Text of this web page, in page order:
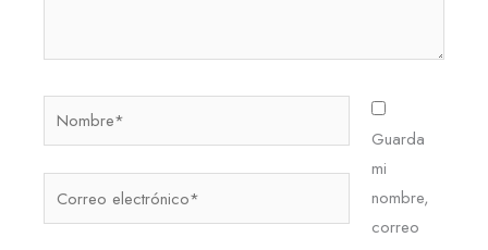
Nombre*
Guarda
mi
nombre,
correo